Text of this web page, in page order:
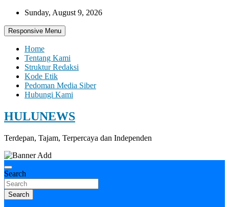
Skip
content
Sunday, August 9, 2026
Responsive Menu
Home
Tentang Kami
Struktur Redaksi
Kode Etik
Pedoman Media Siber
Hubungi Kami
HULUNEWS
Terdepan, Tajam, Terpercaya dan Independen
Search
Search